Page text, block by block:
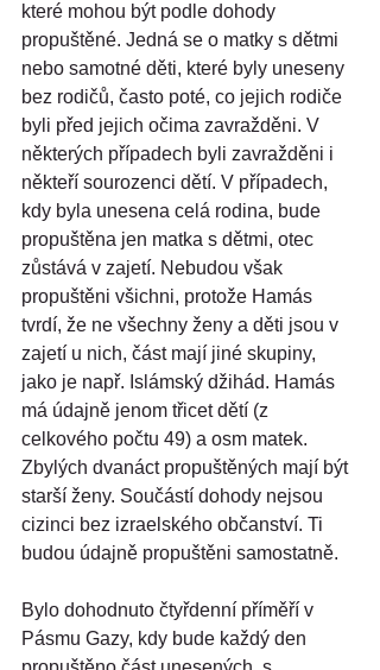
které mohou být podle dohody
propuštěné. Jedná se o matky s dětmi
nebo samotné děti, které byly uneseny
bez rodičů, často poté, co jejich rodiče
byli před jejich očima zavražděni. V
některých případech byli zavražděni i
někteří sourozenci dětí. V případech,
kdy byla unesena celá rodina, bude
propuštěna jen matka s dětmi, otec
zůstává v zajetí. Nebudou však
propuštěni všichni, protože Hamás
tvrdí, že ne všechny ženy a děti jsou v
zajetí u nich, část mají jiné skupiny,
jako je např. Islámský džihád. Hamás
má údajně jenom třicet dětí (z
celkového počtu 49) a osm matek.
Zbylých dvanáct propuštěných mají být
starší ženy. Součástí dohody nejsou
cizinci bez izraelského občanství. Ti
budou údajně propuštěni samostatně.
Bylo dohodnuto čtyřdenní příměří v
Pásmu Gazy, kdy bude každý den